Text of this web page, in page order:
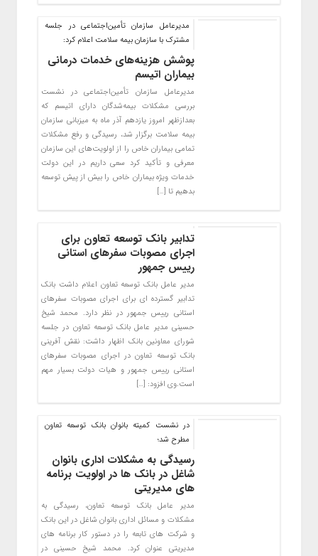
مدیرعامل سازمان تأمین‌اجتماعی در جلسه
مشترک با سازمان بیمه سلامت اعلام کرد:
پوشش هزینه‌های خدمات درمانی
بیماران اتیسم
مدیرعامل سازمان تأمین‌اجتماعی در نشست
بررسی مشکلات بیمه‌شدگان دارای اتیسم که
بعدازظهر امروز یازدهم آذر ماه به میزبانی سازمان
بیمه سلامت برگزار شد، رسیدگی و رفع مشکلات
تمامی بیماران خاص را از اولویت‌های این سازمان
معرفی و تأکید کرد سعی داریم در این دولت
خدمات ویژه بیماران خاص را بیش از پیش توسعه
بدهیم تا […]
تدابیر بانک توسعه تعاون برای
اجرای مصوبات سفرهای استانی
رییس جمهور
مدیر عامل بانک توسعه تعاون اعلام داشت بانک
تدابیر گسترده ای برای اجرای مصوبات سفرهای
استانی رییس جمهور در نظر دارد. محمد شیخ
حسینی مدیر عامل بانک توسعه تعاون در جلسه
شورای معاونین بانک اظهار داشت: نقش آفرینی
بانک توسعه تعاون در اجرای مصوبات سفرهای
استانی رییس جمهور و هیات دولت بسیار مهم
است.وی افزود: […]
در نشست کمیته بانوان بانک توسعه تعاون
مطرح شد؛
رسیدگی به مشکلات اداری بانوان
شاغل در بانک ها در اولویت برنامه
های مدیریتی
مدیر عامل بانک توسعه تعاون، رسیدگی به
مشکلات و مسائل اداری بانوان شاغل در این بانک
و شرکت های تابعه را در دستور کار برنامه های
مدیریتی عنوان کرد. محمد شیخ حسینی در